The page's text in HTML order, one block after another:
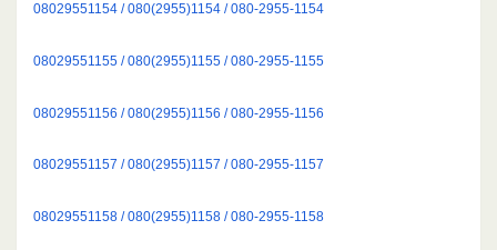
08029551154 / 080(2955)1154 / 080-2955-1154
08029551155 / 080(2955)1155 / 080-2955-1155
08029551156 / 080(2955)1156 / 080-2955-1156
08029551157 / 080(2955)1157 / 080-2955-1157
08029551158 / 080(2955)1158 / 080-2955-1158